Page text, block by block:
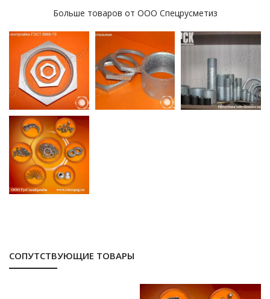
Больше товаров от ООО Спецрусметиз
СОПУТСТВУЮЩИЕ ТОВАРЫ